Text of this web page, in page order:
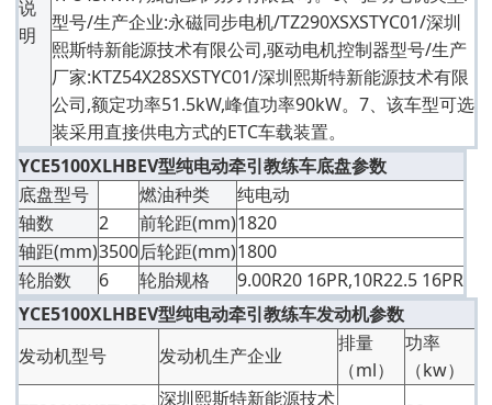
说
明
型号/生产企业:永磁同步电机/TZ290XSXSTYC01/深圳
熙斯特新能源技术有限公司,驱动电机控制器型号/生产
厂家:KTZ54X28SXSTYC01/深圳熙斯特新能源技术有限
公司,额定功率51.5kW,峰值功率90kW。7、该车型可选
装采用直接供电方式的ETC车载装置。
YCE5100XLHBEV型纯电动牵引教练车底盘参数
底盘型号
燃油种类
纯电动
轴数
2 前轮距(mm)1820
轴距(mm)3500后轮距(mm)1800
轮胎数
6 轮胎规格
9.00R20 16PR,10R22.5 16PR
YCE5100XLHBEV型纯电动牵引教练车发动机参数
发动机型号
发动机生产企业
排量
（ml）
功率
（kw）
深圳熙斯特新能源技术